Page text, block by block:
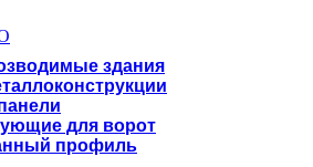
здания
для ворот
профиль